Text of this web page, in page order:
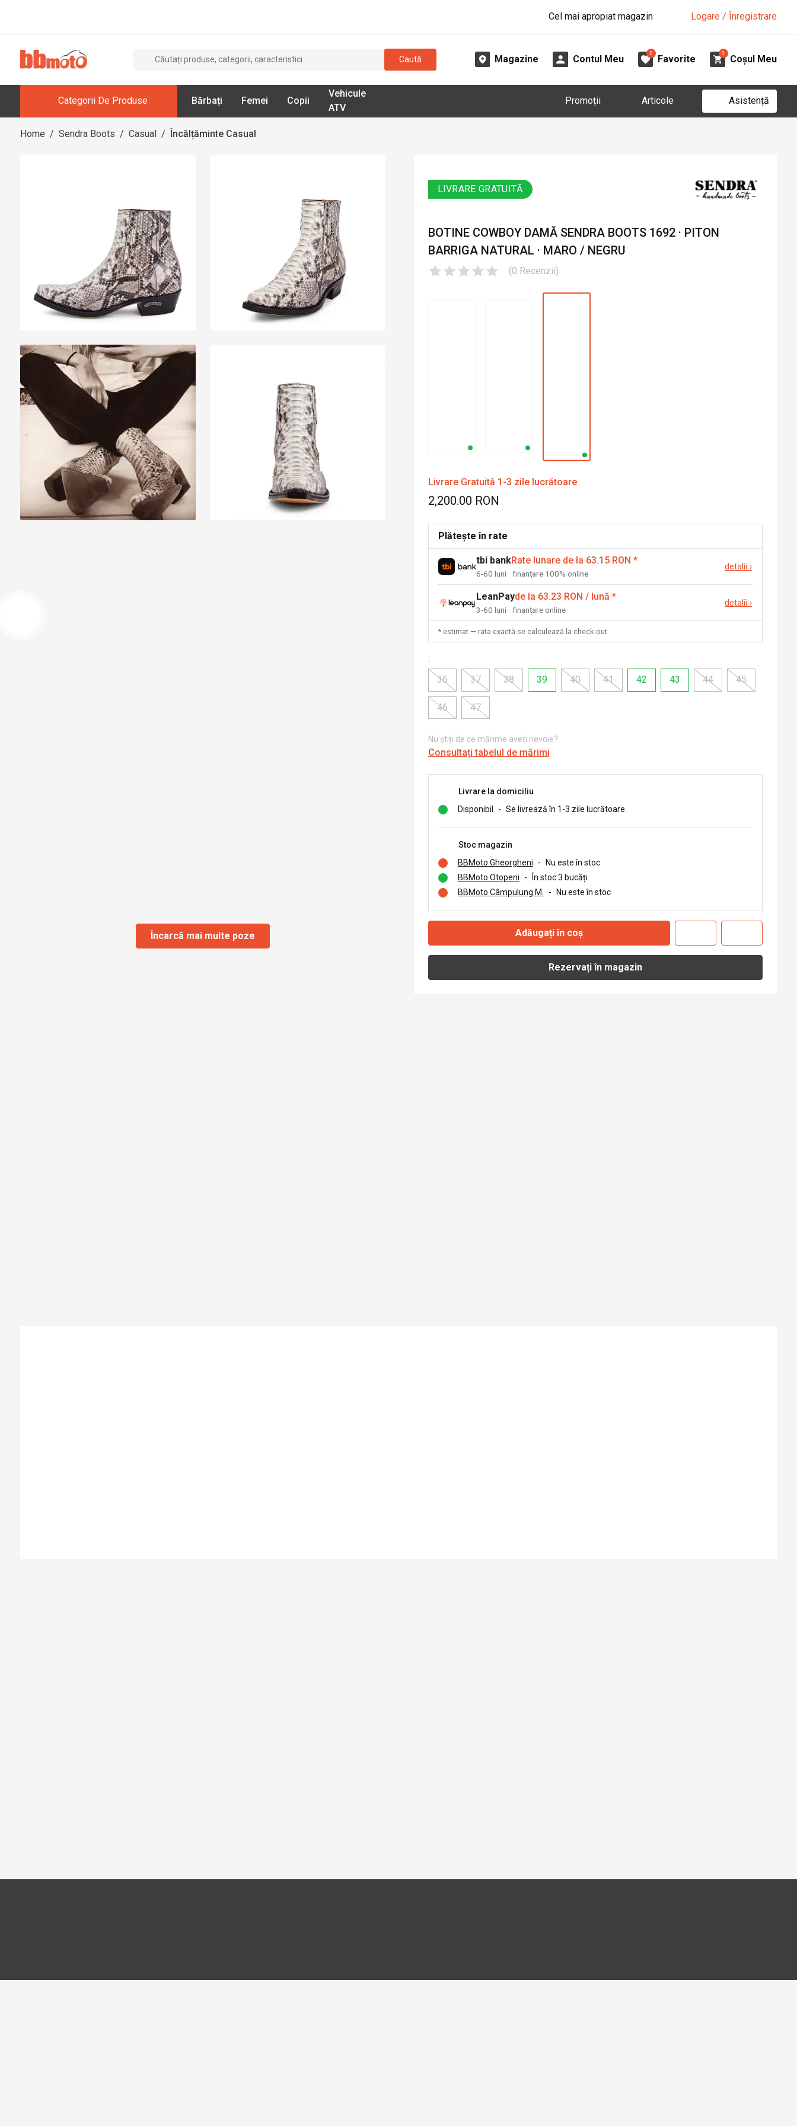
Cel mai apropiat magazin Logare / Înregistrare
Caută Magazine Contul Meu
0
Favorite
0
Coșul Meu
Categorii De Produse Bărbați Femei Copii
Vehicule
ATV
Promoții Articole Asistență
Home / Sendra Boots / Casual / Încălțăminte Casual
Încarcă mai multe poze
LIVRARE GRATUITĂ
BOTINE COWBOY DAMĂ SENDRA BOOTS 1692 · PITON
BARRIGA NATURAL · MARO / NEGRU
(0 Recenzii)
Livrare Gratuită 1-3 zile lucrătoare
2,200.00 RON
Plătește în rate
tbi bankRate lunare de la 63.15 RON *
6-60 luni · finanțare 100% online
detalii ›
LeanPayde la 63.23 RON / lună *
3-60 luni · finanțare online
detalii ›
* estimat — rata exactă se calculează la check-out
:
36
37 38 39 40 41 42 43 44 45
46 47
Nu știți de ce mărime aveți nevoie?
Consultați tabelul de mărimi
Livrare la domiciliu
Disponibil
- Se livrează în 1-3 zile lucrătoare.
Stoc magazin
BBMoto Gheorgheni
-
Nu este în stoc
BBMoto Otopeni
-
În stoc 3 bucăți
BBMoto Câmpulung M.
- Nu este în stoc
Adăugați în coș
Rezervați în magazin